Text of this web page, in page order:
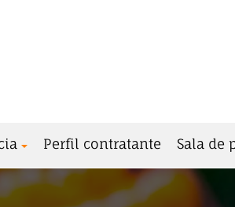
Perfil contratante Sala de